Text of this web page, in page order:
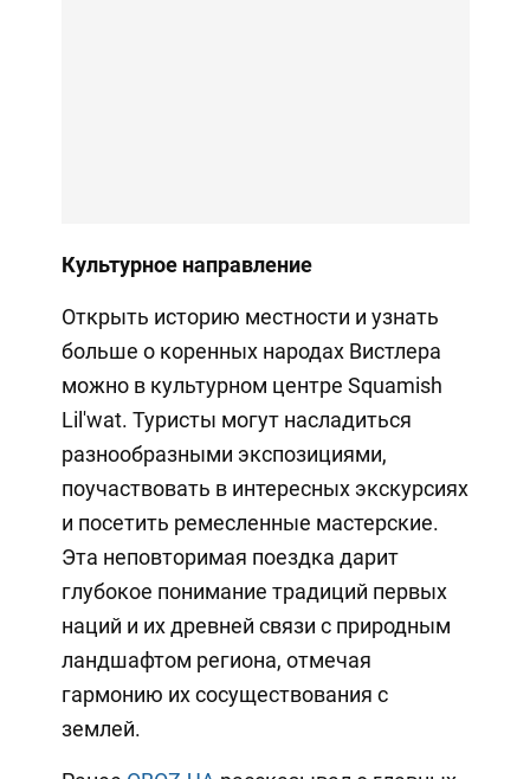
Культурное направление
Открыть историю местности и узнать
больше о коренных народах Вистлера
можно в культурном центре Squamish
Lil'wat. Туристы могут насладиться
разнообразными экспозициями,
поучаствовать в интересных экскурсиях
и посетить ремесленные мастерские.
Эта неповторимая поездка дарит
глубокое понимание традиций первых
наций и их древней связи с природным
ландшафтом региона, отмечая
гармонию их сосуществования с
землей.